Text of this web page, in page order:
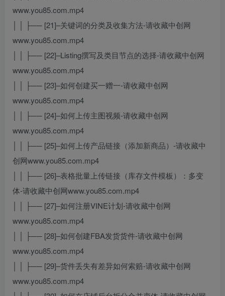
www.you85.com.mp4
│ │ ├── [21]–关键词的分类及收集方法-请收藏中创网
www.you85.com.mp4
│ │ ├── [22]–Listing撰写及类目节点的选择-请收藏中创网
www.you85.com.mp4
│ │ ├── [23]–如何创建买一赠一-请收藏中创网
www.you85.com.mp4
│ │ ├── [24]–如何上传主图视频-请收藏中创网
www.you85.com.mp4
│ │ ├── [25]–如何上传产品链接（添加新商品）-请收藏中
创网www.you85.com.mp4
│ │ ├── [26]–表格批量上传链接（库存文件模板）：多变
体-请收藏中创网www.you85.com.mp4
│ │ ├── [27]–如何注册VINE计划-请收藏中创网
www.you85.com.mp4
│ │ ├── [28]–如何创建FBA发货货件-请收藏中创网
www.you85.com.mp4
│ │ ├── [29]–货件丢失有差异如何索赔-请收藏中创网
www.you85.com.mp4